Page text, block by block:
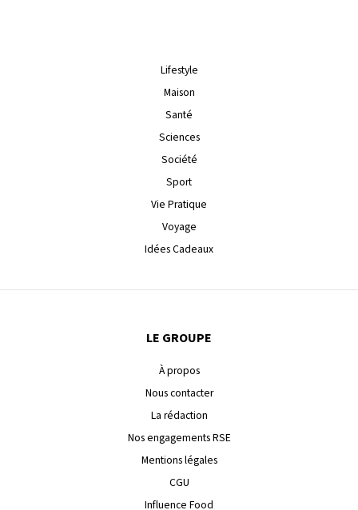
Lifestyle
Maison
Santé
Sciences
Société
Sport
Vie Pratique
Voyage
Idées Cadeaux
LE GROUPE
À propos
Nous contacter
La rédaction
Nos engagements RSE
Mentions légales
CGU
Influence Food